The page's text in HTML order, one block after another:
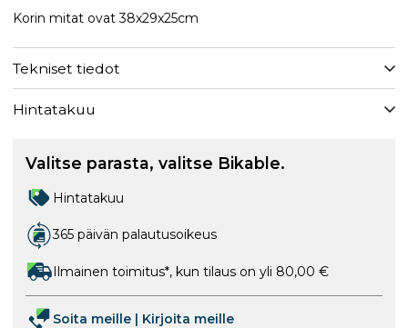
Korin mitat ovat 38x29x25cm
Tekniset tiedot
Hintatakuu
Valitse parasta, valitse Bikable.
Hintatakuu
365 päivän palautusoikeus
Ilmainen toimitus*, kun tilaus on yli 80,00 €
Soita meille | Kirjoita meille